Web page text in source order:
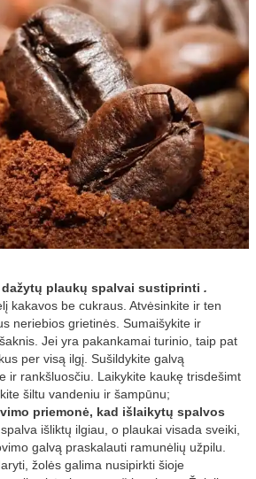
dažytų plaukų spalvai sustiprinti .
kakavos be cukraus. Atvėsinkite ir ten
neriebios grietinės. Sumaišykite ir
Jei yra pakankamai turinio, taip pat
per visą ilgį. Sušildykite galvą
ir rankšluosčiu. Laikykite kaukę trisdešimt
šiltu vandeniu ir šampūnu;
priemonė, kad išlaikytų spalvos
išliktų ilgiau, o plaukai visada sveiki,
galvą praskalauti ramunėlių užpilu.
žolės galima nusipirkti šioje